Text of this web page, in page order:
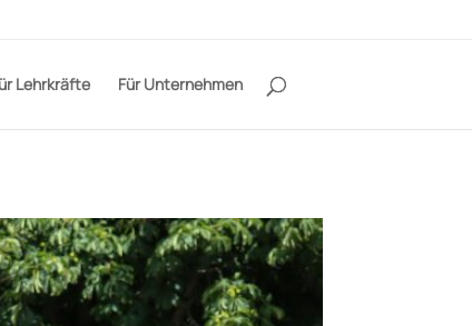
Lehrkräfte Für Unternehmen